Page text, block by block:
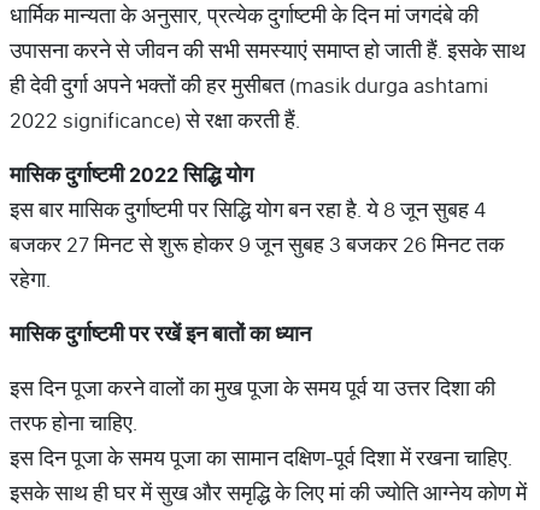
धार्मिक मान्यता के अनुसार, प्रत्येक दुर्गाष्टमी के दिन मां जगदंबे की
उपासना करने से जीवन की सभी समस्याएं समाप्त हो जाती हैं. इसके साथ
ही देवी दुर्गा अपने भक्तों की हर मुसीबत (masik durga ashtami
2022 significance) से रक्षा करती हैं.
मासिकदुर्गाष्टमी2022सिद्धियोग
इस बार मासिक दुर्गाष्टमी पर सिद्धि योग बन रहा है. ये 8 जून सुबह 4
बजकर 27 मिनट से शुरू होकर 9 जून सुबह 3 बजकर 26 मिनट तक
रहेगा.
मासिकदुर्गाष्टमीपररखेंइनबातोंकाध्यान
इस दिन पूजा करने वालों का मुख पूजा के समय पूर्व या उत्तर दिशा की
तरफ होना चाहिए.
इस दिन पूजा के समय पूजा का सामान दक्षिण-पूर्व दिशा में रखना चाहिए.
इसके साथ ही घर में सुख और समृद्धि के लिए मां की ज्योति आग्नेय कोण में